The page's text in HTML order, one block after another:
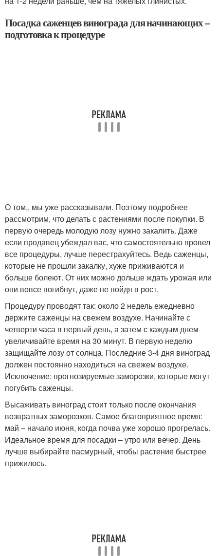
Посадка саженцев винограда для начинающих –
подготовка к процедуре
О том,, мы уже рассказывали. Поэтому подробнее
рассмотрим, что делать с растениями после покупки. В
первую очередь молодую лозу нужно закалить. Даже
если продавец убеждал вас, что самостоятельно провел
все процедуры, лучше перестрахуйтесь. Ведь саженцы,
которые не прошли закалку, хуже приживаются и
больше болеют. От них можно дольше ждать урожая или
они вовсе погибнут, даже не пойдя в рост.
Процедуру проводят так: около 2 недель ежедневно
держите саженцы на свежем воздухе. Начинайте с
четверти часа в первый день, а затем с каждым днем
увеличивайте время на 30 минут. В первую неделю
защищайте лозу от солнца. Последние 3-4 дня виноград
должен постоянно находиться на свежем воздухе.
Исключение: прогнозируемые заморозки, которые могут
погубить саженцы.
Высаживать виноград стоит только после окончания
возвратных заморозков. Самое благоприятное время:
май – начало июня, когда почва уже хорошо прогрелась.
Идеальное время для посадки – утро или вечер. День
лучше выбирайте пасмурный, чтобы растение быстрее
прижилось.